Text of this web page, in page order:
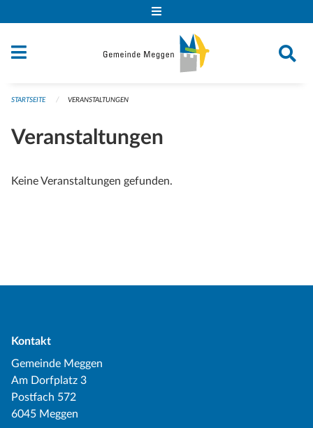
STARTSEITE VERANSTALTUNGEN
Veranstaltungen
Keine Veranstaltungen gefunden.
Kontakt
Gemeinde Meggen
Am Dorfplatz 3
Postfach 572
6045 Meggen